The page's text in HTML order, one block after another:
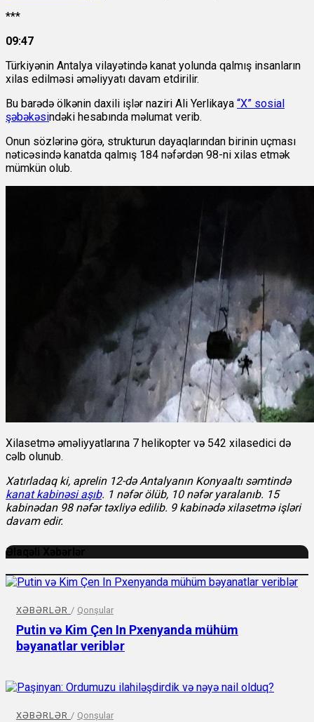
***
09:47
Türkiyənin Antalya vilayətində kanat yolunda qalmış insanların
xilas edilməsi əməliyyatı davam etdirilir.
Bu barədə ölkənin daxili işlər naziri Ali Yerlikaya “X” sosial
şəbəkəsindəki hesabında məlumat verib.
Onun sözlərinə görə, strukturun dayaqlarından birinin uçması
nəticəsində kanatda qalmış 184 nəfərdən 98-ni xilas etmək
mümkün olub.
Xilasetmə əməliyyatlarına 7 helikopter və 542 xilasedici də
cəlb olunub.
Xatırladaq ki, aprelin 12-də Antalyanın Konyaaltı səmtində
kanat kabinəsi aşıb. 1 nəfər ölüb, 10 nəfər yaralanıb. 15
kabinədan 98 nəfər təxliyə edilib. 9 kabinədə xilasetmə işləri
davam edir.
Əlaqəli Xəbərlər
XƏBƏRLƏR / Qonşular
Putin və Kim Çen In Pxenyanda mühüm
bəyanatlar veriblər
XƏBƏRLƏR / Qonşular